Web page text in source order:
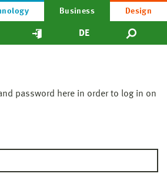
Business Design
DE
password here in order to log in on